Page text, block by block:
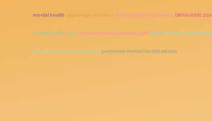
mental health psychology of money mental health test online behavioral
mental health unair buku psychology of money pdf assertiveness training
macam macam mental health penyebab mental health adalah